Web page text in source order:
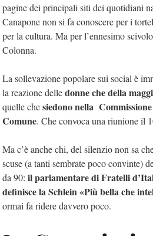
pagine dei principali siti dei quotidiani
Canapone non si fa conoscere per i
per la cultura. Ma per l’ennesimo
Colonna.
La sollevazione popolare sui social è
la reazione delledonne che della
quelle chesiedono nella
Comune. Che convoca una riunione il
Ma c’è anche chi, del silenzio non sa
scuse (a tanti sembrate poco convinte)
da 90: il parlamentare di Fratelli
definisce la Schlein «Più bella che
ormai fa ridere davvero poco.